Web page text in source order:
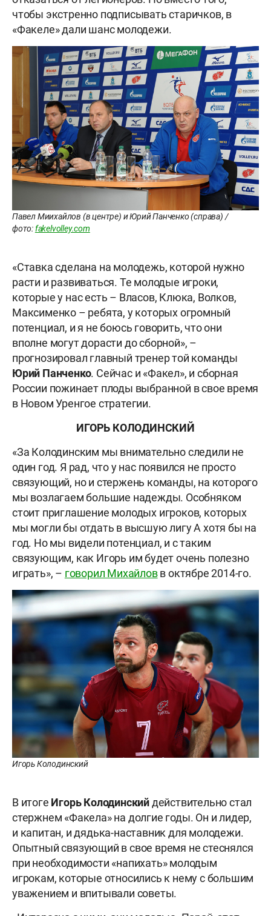
чтобы экстренно подписывать старичков, в
«Факеле» дали шанс молодежи.
Павел Миихайлов (в центре) и Юрий Панченко (справа) /
фото:fakelvolley.com
«Ставка сделана на молодежь, которой нужно
расти и развиваться. Те молодые игроки,
которые у нас есть – Власов, Клюка, Волков,
Максименко – ребята, у которых огромный
потенциал, и я не боюсь говорить, что они
вполне могут дорасти до сборной», –
прогнозировал главный тренер той команды
Юрий Панченко. Сейчас и «Факел», и сборная
России пожинает плоды выбранной в свое время
в Новом Уренгое стратегии.
ИГОРЬ КОЛОДИНСКИЙ
«За Колодинским мы внимательно следили не
один год. Я рад, что у нас появился не просто
связующий, но и стержень команды, на которого
мы возлагаем большие надежды. Особняком
стоит приглашение молодых игроков, которых
мы могли бы отдать в высшую лигу А хотя бы на
год. Но мы видели потенциал, и с таким
связующим, как Игорь им будет очень полезно
играть», – говорил Михайловв октябре 2014-го.
Игорь Колодинский
В итоге Игорь Колодинскийдействительно стал
стержнем «Факела» на долгие годы. Он и лидер,
и капитан, и дядька-наставник для молодежи.
Опытный связующий в свое время не стеснялся
при необходимости «напихать» молодым
игрокам, которые относились к нему с большим
уважением и впитывали советы.